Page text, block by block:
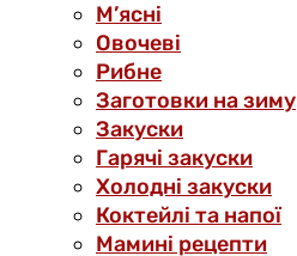
М’ясні
Овочеві
Рибне
Заготовки на зиму
Закуски
Гарячі закуски
Холодні закуски
Коктейлі та напої
Мамині рецепти